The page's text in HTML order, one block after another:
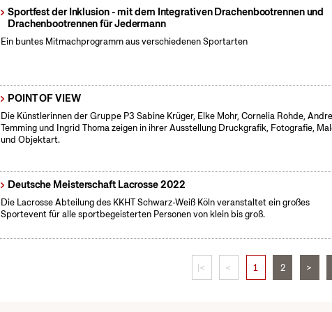
Sportfest der Inklusion - mit dem Integrativen Drachenbootrennen und
Drachenbootrennen für Jedermann
Ein buntes Mitmachprogramm aus verschiedenen Sportarten
POINT OF VIEW
Die Künstlerinnen der Gruppe P3 Sabine Krüger, Elke Mohr, Cornelia Rohde,
Temming und Ingrid Thoma zeigen in ihrer Ausstellung Druckgrafik, Fotografie,
und Objektart.
Deutsche Meisterschaft Lacrosse 2022
Die Lacrosse Abteilung des KKHT Schwarz-Weiß Köln veranstaltet ein großes
Sportevent für alle sportbegeisterten Personen von klein bis groß.
|< < 1 2 >